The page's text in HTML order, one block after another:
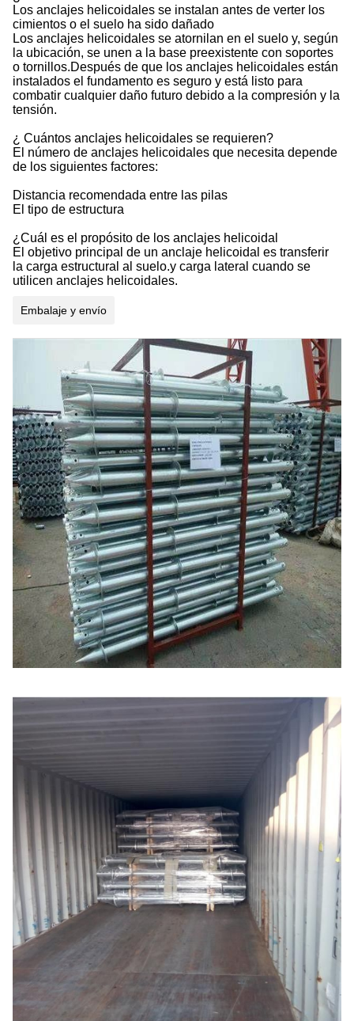
Los anclajes helicoidales se instalan antes de verter los
cimientos o el suelo ha sido dañado
Los anclajes helicoidales se atornilan en el suelo y, según
la ubicación, se unen a la base preexistente con soportes
o tornillos.Después de que los anclajes helicoidales están
instalados el fundamento es seguro y está listo para
combatir cualquier daño futuro debido a la compresión y la
tensión.
¿ Cuántos anclajes helicoidales se requieren?
El número de anclajes helicoidales que necesita depende
de los siguientes factores:
Distancia recomendada entre las pilas
El tipo de estructura
¿Cuál es el propósito de los anclajes helicoidal
El objetivo principal de un anclaje helicoidal es transferir
la carga estructural al suelo.y carga lateral cuando se
utilicen anclajes helicoidales.
Embalaje y envío